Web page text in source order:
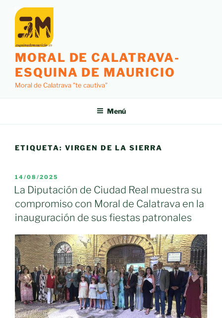
contenido
MORAL DE CALATRAVA-
ESQUINA DE MAURICIO
Moral de Calatrava "te cautiva"
Menú
ETIQUETA: VIRGEN DE LA SIERRA
PUBLICADO
EL
14/08/2025
La Diputación de Ciudad Real muestra su
compromiso con Moral de Calatrava en la
inauguración de sus fiestas patronales